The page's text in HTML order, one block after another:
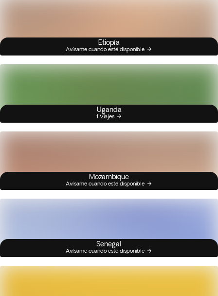
Etiopía
Avísame cuando esté disponible
Uganda
1 Viajes
Mozambique
Avísame cuando esté disponible
Senegal
Avísame cuando esté disponible